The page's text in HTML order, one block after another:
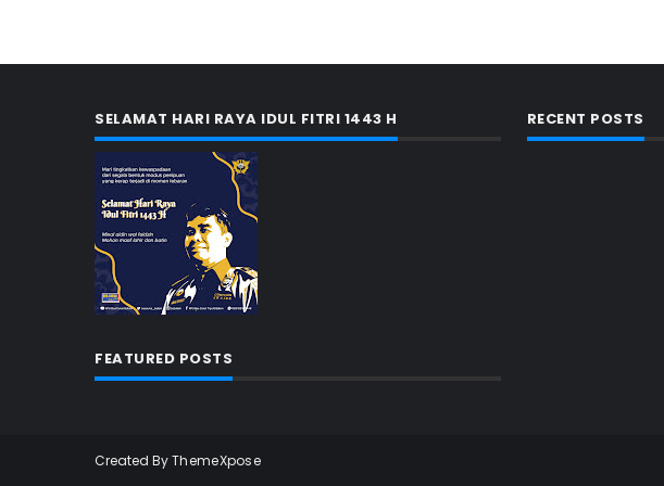
SELAMAT HARI RAYA IDUL FITRI 1443 H
FEATURED POSTS
RECENT POSTS
Created ByThemeXpose